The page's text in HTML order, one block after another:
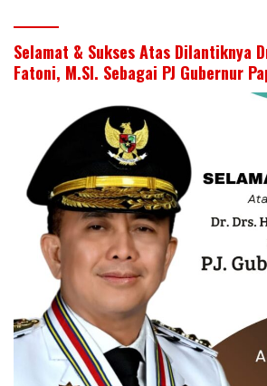
Selamat & Sukses Atas Dilantiknya
Fatoni, M.SI. Sebagai PJ Gubernur